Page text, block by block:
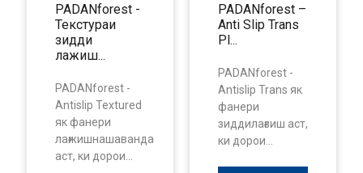
PADANforest -
Текстураи
зидди
лағжиш...
PADANforest -
Antislip Textured
як фанери
лағжишнашаванда
аст, ки дорои...
PADANforest –
Anti Slip Trans
Pl...
PADANforest -
Antislip Trans як
фанери
зиддилағзиш аст,
ки дорои...